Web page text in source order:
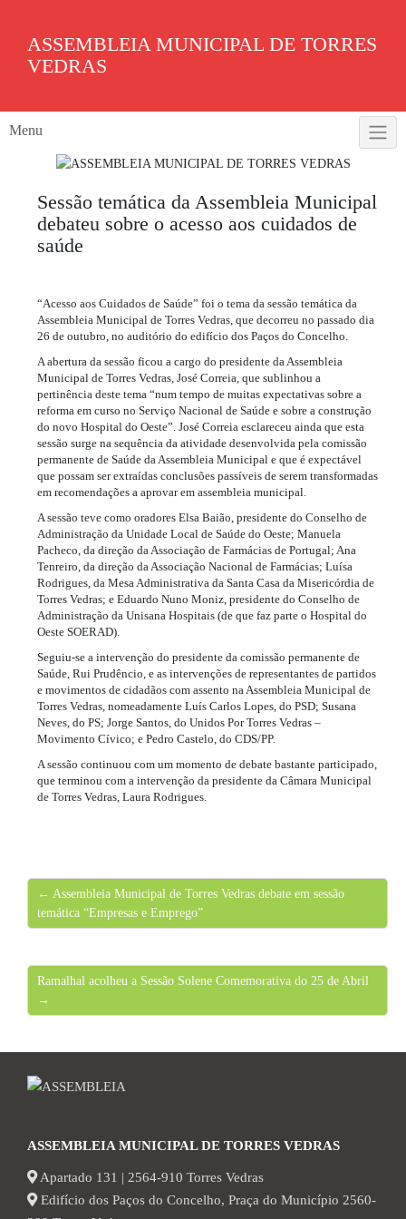
contentASSEMBLEIA MUNICIPAL DE TORRES
VEDRAS
Menu
Sessão temática da Assembleia Municipal
debateu sobre o acesso aos cuidados de
saúde
“Acesso aos Cuidados de Saúde” foi o tema da sessão temática da
Assembleia Municipal de Torres Vedras, que decorreu no passado dia
26 de outubro, no auditório do edifício dos Paços do Concelho.
A abertura da sessão ficou a cargo do presidente da Assembleia
Municipal de Torres Vedras, José Correia, que sublinhou a
pertinência deste tema “num tempo de muitas expectativas sobre a
reforma em curso no Serviço Nacional de Saúde e sobre a construção
do novo Hospital do Oeste”. José Correia esclareceu ainda que esta
sessão surge na sequência da atividade desenvolvida pela comissão
permanente de Saúde da Assembleia Municipal e que é expectável
que possam ser extraídas conclusões passíveis de serem transformadas
em recomendações a aprovar em assembleia municipal.
A sessão teve como oradores Elsa Baião, presidente do Conselho de
Administração da Unidade Local de Saúde do Oeste; Manuela
Pacheco, da direção da Associação de Farmácias de Portugal; Ana
Tenreiro, da direção da Associação Nacional de Farmácias; Luísa
Rodrigues, da Mesa Administrativa da Santa Casa da Misericórdia de
Torres Vedras; e Eduardo Nuno Moniz, presidente do Conselho de
Administração da Unisana Hospitais (de que faz parte o Hospital do
Oeste SOERAD).
Seguiu-se a intervenção do presidente da comissão permanente de
Saúde, Rui Prudêncio, e as intervenções de representantes de partidos
e movimentos de cidadãos com assento na Assembleia Municipal de
Torres Vedras, nomeadamente Luís Carlos Lopes, do PSD; Susana
Neves, do PS; Jorge Santos, do Unidos Por Torres Vedras –
Movimento Cívico; e Pedro Castelo, do CDS/PP.
A sessão continuou com um momento de debate bastante participado,
que terminou com a intervenção da presidente da Câmara Municipal
de Torres Vedras, Laura Rodrigues.
← Assembleia Municipal de Torres Vedras debate em sessão
temática “Empresas e Emprego”
Ramalhal acolheu a Sessão Solene Comemorativa do 25 de Abril
→
ASSEMBLEIA MUNICIPAL DE TORRES VEDRAS
Apartado 131 | 2564-910 Torres Vedras
Edifício dos Paços do Concelho, Praça do Município 2560-